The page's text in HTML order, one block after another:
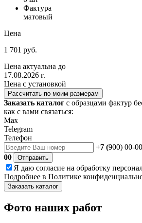
Фактура
матовый
Цена
1 701 руб.
Цена актуальна до
17.08.2026 г.
Цена с установкой
Рассчитать по моим размерам
Заказать каталог с образцами фактур
как с вами связаться:
Max
Telegram
Телефон
+7 (900) 00-
00
Отправить
Я даю согласие на обработку
Подробнее в Политике
Заказать каталог
Фото наших работ